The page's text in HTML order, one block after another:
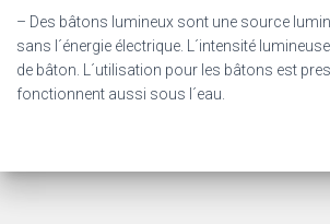
– Des bâtons lumineux sont une source
sans l´énergie électrique. L´intensité
de bâton. L´utilisation pour les bâtons est
fonctionnent aussi sous l´eau.